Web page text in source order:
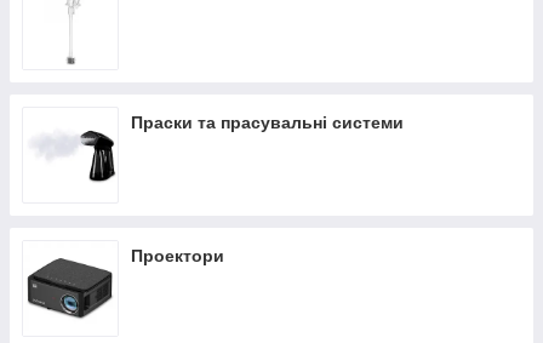
Праски та прасувальні системи
Проектори